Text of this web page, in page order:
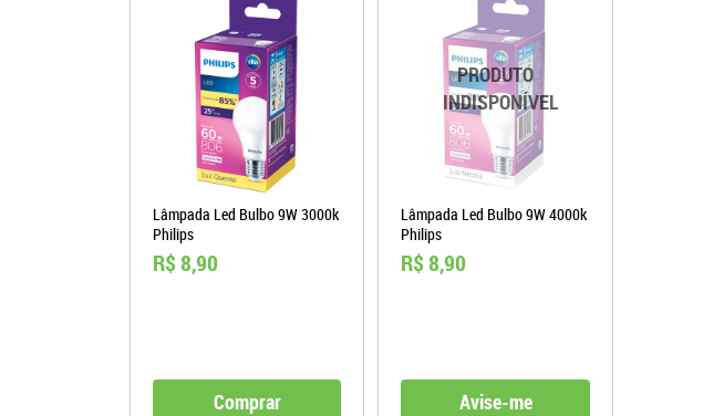
Lâmpada Led Bulbo 9W 3000k
Philips
R$ 8,90
Comprar
Lâmpada Led Bulbo 9W 4000k
Philips
R$ 8,90
Avise-me